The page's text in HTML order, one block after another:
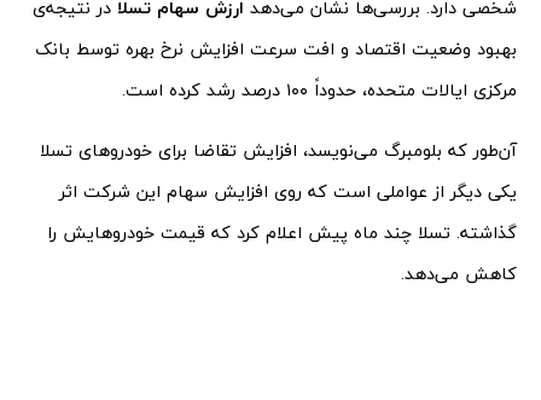
شخصی دارد. بررسی‌ها نشان می‌دهد ارزش سهام تسلا در نتیجه‌ی
بهبود وضعیت اقتصاد و افت سرعت افزایش نرخ بهره توسط بانک
مرکزی ایالات متحده، حدوداً ۱۰۰ درصد رشد کرده است.
آن‌طور که بلومبرگ می‌نویسد، افزایش تقاضا برای خودروهای تسلا
یکی دیگر از عواملی است که روی افزایش سهام این شرکت اثر
گذاشته. تسلا چند ماه پیش اعلام کرد که قیمت خودروهایش را
کاهش می‌دهد.